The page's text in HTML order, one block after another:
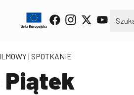
| SPOTKANIE
Piątek